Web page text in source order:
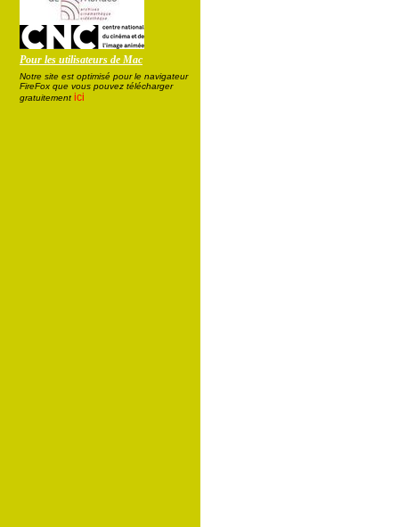
Pour les utilisateurs de Mac
Notre site est optimisé pour le navigateur
FireFox que vous pouvez télécharger
gratuitement ici